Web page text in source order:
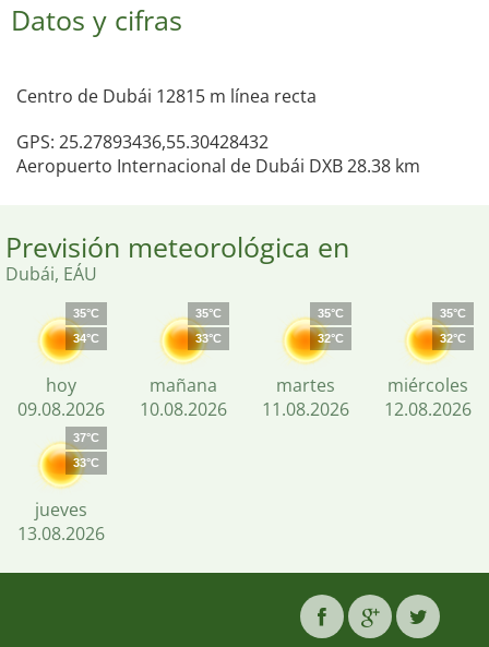
Datos y cifras
Centro de Dubái 12815 m línea recta
GPS: 25.27893436,55.30428432
Aeropuerto Internacional de Dubái DXB 28.38 km
Previsión meteorológica en
Dubái, EÁU
35°C
34°C
hoy
09.08.2026
35°C
33°C
mañana
10.08.2026
35°C
32°C
martes
11.08.2026
35°C
32°C
miércoles
12.08.2026
37°C
33°C
jueves
13.08.2026